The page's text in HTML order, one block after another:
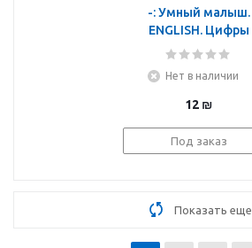
-: Умный малыш.
ENGLISH. Цифры
Нет в наличии
12 ₪
Под заказ
Показать еще